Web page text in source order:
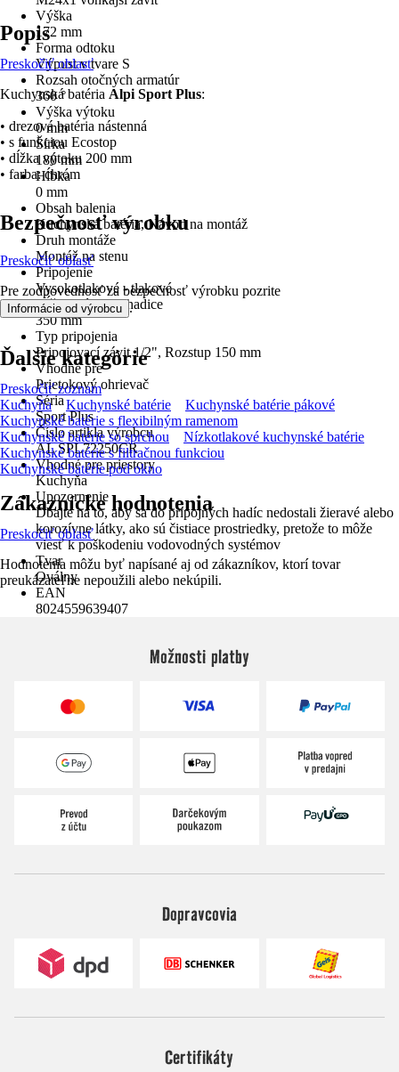
Výška
172 mm
Forma odtoku
Výpust v tvare S
Rozsah otočných armatúr
360 °
Výška výtoku
0 mm
Šírka
180 mm
Hĺbka
0 mm
Obsah balenia
Kuchynská batéria, Návod na montáž
Druh montáže
Montáž na stenu
Pripojenie
Vysokotlakové - tlakové
Dĺžka prípojnej hadice
350 mm
Typ pripojenia
Pripojovací závit 1/2", Rozstup 150 mm
Vhodné pre
Prietokový ohrievač
Séria
Sport Plus
Číslo artikla výrobcu
AL SPL72250CR
Vhodné pre priestory
Kuchyňa
Upozornenie
Dbajte na to, aby sa do prípojných hadíc nedostali žieravé alebo
korozívne látky, ako sú čistiace prostriedky, pretože to môže
viesť k poškodeniu vodovodných systémov
Tvar
Oválny
EAN
8024559639407
Popis
Preskočiť oblasť
Kuchynská batéria Alpi Sport Plus:
• drezová batéria nástenná
• s funkciou Ecostop
• dĺžka výtoku 200 mm
• farba: chróm
Bezpečnosť výrobku
Preskočiť oblasť
Pre zodpovednosť za bezpečnosť výrobku pozrite
Informácie od výrobcu .
Ďalšie kategórie
Preskočiť zoznam
Kuchyňa
Kuchynské batérie
Kuchynské batérie pákové
Kuchynské batérie s flexibilným ramenom
Kuchynské batérie so sprchou
Nízkotlakové kuchynské batérie
Kuchynské batérie s filtračnou funkciou
Kuchynské batérie pod okno
Zákaznícke hodnotenia
Preskočiť oblasť
Hodnotenia môžu byť napísané aj od zákazníkov, ktorí tovar
preukázateľne nepoužili alebo nekúpili.
Možnosti platby
Dopravcovia
Certifikáty